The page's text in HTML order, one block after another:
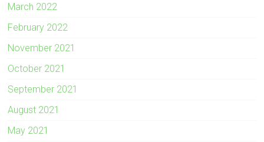
March 2022
February 2022
November 2021
October 2021
September 2021
August 2021
May 2021